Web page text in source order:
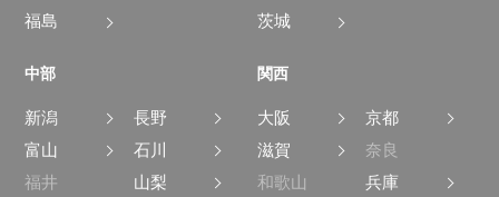
福島
茨城
中部
新潟
長野
富山
石川
福井
山梨
関西
大阪
京都
滋賀
奈良
和歌山
兵庫